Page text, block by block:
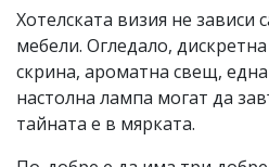
Хотелската визия не зависи
мебели. Огледало,
скрина, ароматна свещ,
настолна лампа могат да
тайната е в мярката.